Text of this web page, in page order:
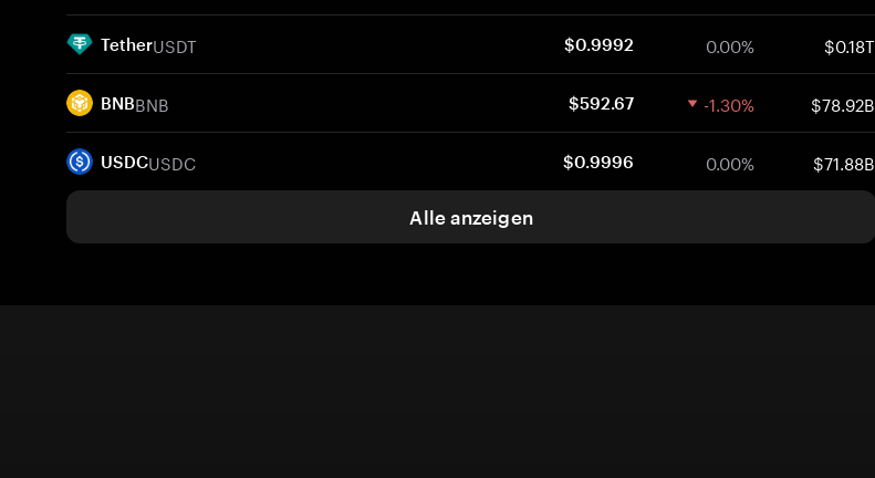
TetherUSDT $0.9992 0.00% $0.18T
BNBBNB $592.67 -1.30% $78.92B
USDCUSDC $0.9996 0.00% $71.88B
Alle anzeigen